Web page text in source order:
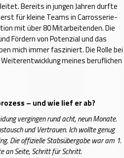
Bereits in jungen Jahren durfte
für kleine Teams in Carrosserie-
mit über 80 Mitarbeitenden. Die
Fördern von Potenzial und das
mich immer fasziniert. Die Rolle bei
meines beruflichen
– und wie lief er ab?
vergingen rund acht, neun Monate.
und Vertrauen. Ich wollte genug
Die offizielle Stabsübergabe war am 1.
an Seite, Schritt für Schritt.